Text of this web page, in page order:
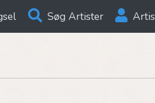
Søg Artister